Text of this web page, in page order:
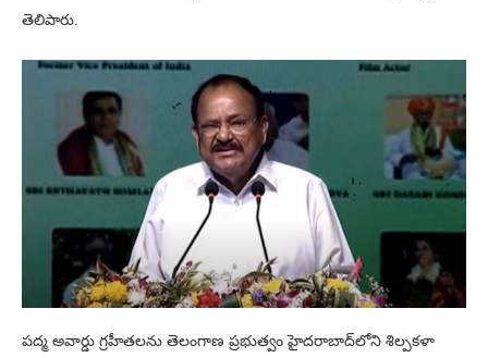
తెలిపారు.
పద్మ అవార్డు గ్రహీతలను తెలంగాణ ప్రభుత్వం హైదరాబాద్‌లోని శిల్పకళా